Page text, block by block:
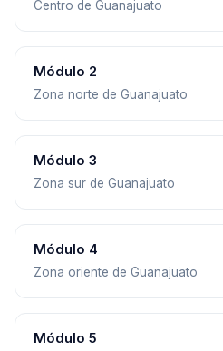
Centro de Guanajuato
Módulo 2
Zona norte de Guanajuato
Módulo 3
Zona sur de Guanajuato
Módulo 4
Zona oriente de Guanajuato
Módulo 5